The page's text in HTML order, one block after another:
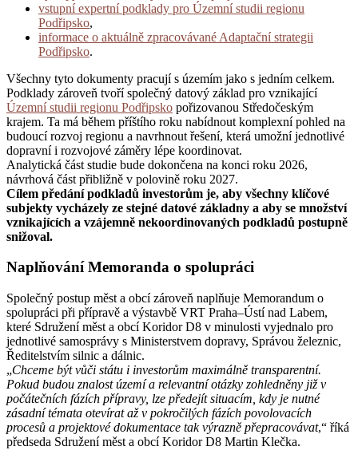
vstupní expertní podklady pro Územní studii regionu
Podřipsko,
informace o aktuálně zpracovávané Adaptační strategii
Podřipsko.
Všechny tyto dokumenty pracují s územím jako s jedním celkem.
Podklady zároveň tvoří společný datový základ pro vznikající
Územní studii regionu Podřipsko pořizovanou Středočeským
krajem. Ta má během příštího roku nabídnout komplexní pohled na
budoucí rozvoj regionu a navrhnout řešení, která umožní jednotlivé
dopravní i rozvojové záměry lépe koordinovat.
Analytická část studie bude dokončena na konci roku 2026,
návrhová část přibližně v polovině roku 2027.
Cílem předání podkladů investorům je, aby všechny klíčové
subjekty vycházely ze stejné datové základny a aby se množství
vznikajících a vzájemně nekoordinovaných podkladů postupně
snižoval.
Naplňování Memoranda o spolupráci
Společný postup měst a obcí zároveň naplňuje Memorandum o
spolupráci při přípravě a výstavbě VRT Praha–Ústí nad Labem,
které Sdružení měst a obcí Koridor D8 v minulosti vyjednalo pro
jednotlivé samosprávy s Ministerstvem dopravy, Správou železnic,
Ředitelstvím silnic a dálnic.
„Chceme být vůči státu i investorům maximálně transparentní.
Pokud budou znalost území a relevantní otázky zohledněny již v
počátečních fázích přípravy, lze předejít situacím, kdy je nutné
zásadní témata otevírat až v pokročilých fázích povolovacích
procesů a projektové dokumentace tak výrazně přepracovávat,“ říká
předseda Sdružení měst a obcí Koridor D8 Martin Klečka.